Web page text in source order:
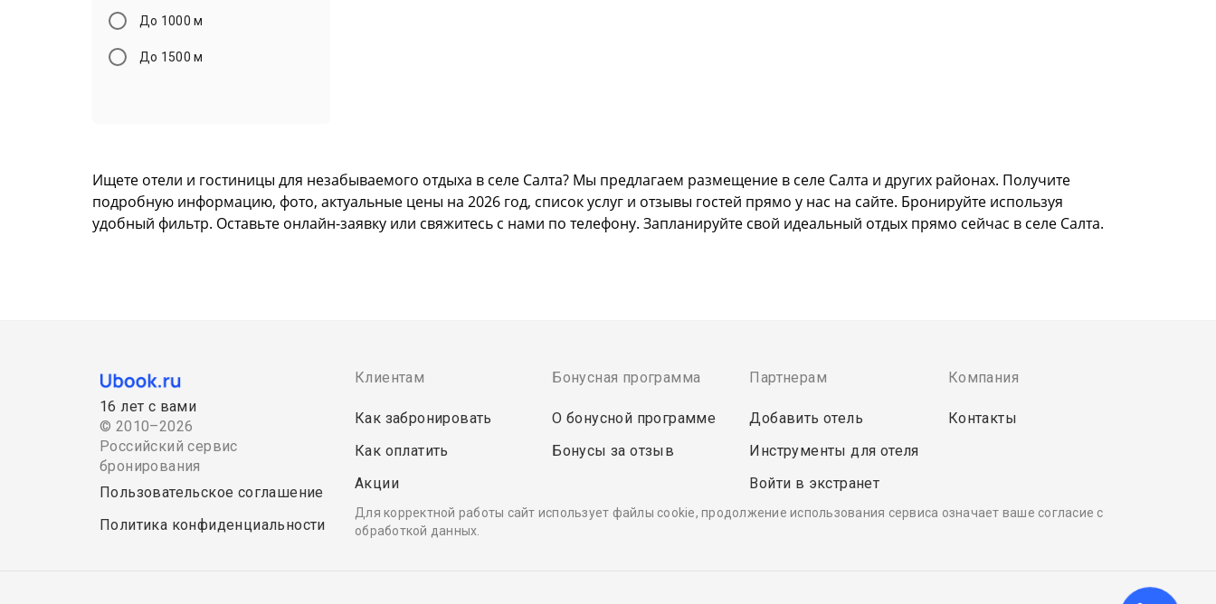
До 1000 м
До 1500 м
Ищете отели и гостиницы для незабываемого отдыха в селе Салта? Мы предлагаем размещение в селе Салта и других районах. Получите
подробную информацию, фото, актуальные цены на 2026 год, список услуг и отзывы гостей прямо у нас на сайте. Бронируйте используя
удобный фильтр. Оставьте онлайн-заявку или свяжитесь с нами по телефону. Запланируйте свой идеальный отдых прямо сейчас в селе Салта.
16 лет с вами
© 2010–2026
Российский сервис
бронирования
Пользовательское соглашение
Политика конфиденциальности
Клиентам
Как забронировать
Как оплатить
Акции
Бонусная программа
О бонусной программе
Бонусы за отзыв
Партнерам
Добавить отель
Инструменты для отеля
Войти в экстранет
Компания
Контакты
Для корректной работы сайт использует файлы cookie, продолжение использования сервиса означает ваше согласие с
обработкой данных.